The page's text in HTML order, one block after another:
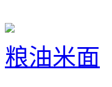
粮油米面